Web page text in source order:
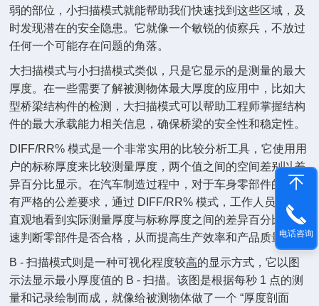
弱的部位，小扫描模式就能帮助我们快速找到这些区域，及
时发现潜在的安全隐患。它就像一个敏锐的侦察兵，不放过
任何一个可能存在问题的角落。
大扫描模式与小扫描模式类似，只是它显示的是测量的最大
厚度。在一些需要了解被测物体最大厚度的应用中，比如大
型桥梁结构件的检测，大扫描模式可以帮助工程师掌握结构
件的最大承载能力相关信息，确保桥梁的安全性和稳定性。
DIFF/RR% 模式是一个非常实用的比较分析工具，它使用用
户的标称厚度来比较测量厚度，两个值之间的空间差别以差
异百分比显示。在汽车制造过程中，对于车身零部件的厚度
有严格的公差要求，通过 DIFF/RR% 模式，工作人员可以
直观地看到实际测量厚度与标称厚度之间的差异百分比，快
速判断零部件是否合格，从而提高生产效率和产品质量。
B - 扫描模式则是一种可视化程度较高的显示方式，它以图
示法显示最小厚度值的 B - 扫描。该图是根据每秒 1 点的测
量和记录绘制而成，就像给被测物体做了一个 “厚度剖面
电话咨询